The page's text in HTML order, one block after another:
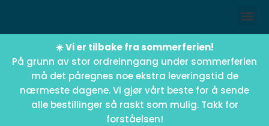
☀️ Vi er tilbake fra sommerferien!
På grunn av stor ordreinngang under sommerferien
må det påregnes noe ekstra leveringstid de
nærmeste dagene. Vi gjør vårt beste for å sende
alle bestillinger så raskt som mulig. Takk for
forståelsen!